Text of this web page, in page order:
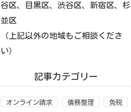
谷区、目黒区、渋谷区、新宿区、杉
並区
（上記以外の地域もご相談くださ
い）
記事カテゴリー
オンライン請求 債務整理 免税